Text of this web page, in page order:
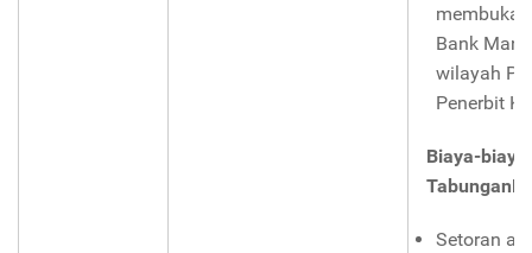
membuka
Bank
wilayah
Penerbit
Biaya-biaya
Setoran